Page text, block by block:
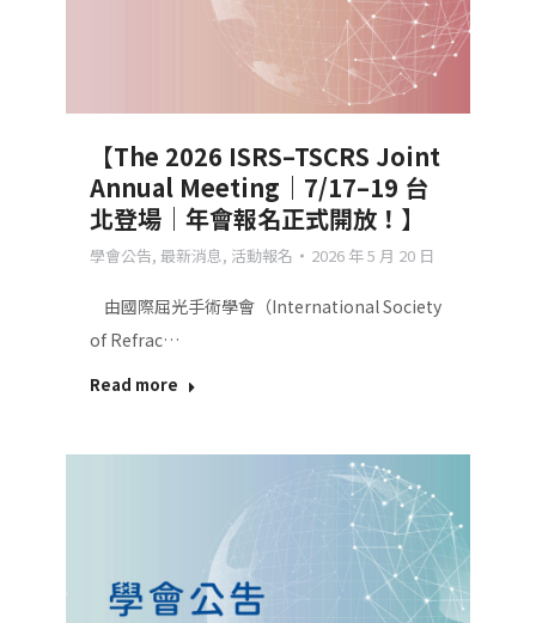
【The 2026 ISRS–TSCRS Joint
Annual Meeting｜7/17–19 台
北登場｜年會報名正式開放！】
學會公告, 最新消息, 活動報名 2026 年 5 月 20 日
由國際屈光手術學會（International Society
of Refrac…
Read more